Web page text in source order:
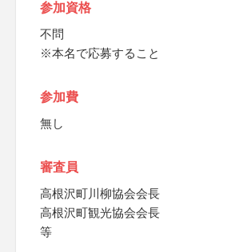
参加資格
不問
※本名で応募すること
参加費
無し
審査員
高根沢町川柳協会会長
高根沢町観光協会会長
等